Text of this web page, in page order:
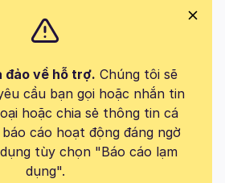
đảo về hỗ trợ. Chúng tôi sẽ
cầu bạn gọi hoặc nhắn tin
hoặc chia sẻ thông tin cá
cáo hoạt động đáng ngờ
tùy chọn "Báo cáo lạm
dụng".